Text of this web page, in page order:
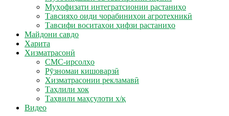
Муҳофизати интегратсионии растаниҳо
Тавсияҳо оиди чорабиниҳои агротехникӣ
Тавсифи воситаҳои ҳифзи растаниҳо
Майдони савдо
Харита
Хизматрасонӣ
СМС-ирсолҳо
Рӯзномаи кишоварзӣ
Хизматрасонии рекламавӣ
Таҳлили хок
Таҳвили маҳсулоти х/қ
Видео